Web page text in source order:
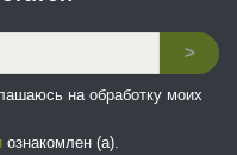
>
на обработку моих
ознакомлен (а).